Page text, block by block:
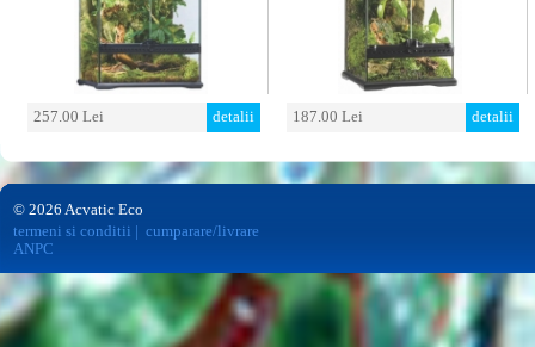
257.00 Lei detalii 187.00 Lei detalii
© 2026 Acvatic Eco
termeni si conditii
cumparare/livrare
ANPC